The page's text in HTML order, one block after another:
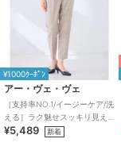
¥1000ｸｰﾎﾟﾝ
アー・ヴェ・ヴェ
［支持率NO.1/イージーケア/洗
える］ラク魅せスッキリ見え
テーパードパンツ【WEB限
¥5,489 新着